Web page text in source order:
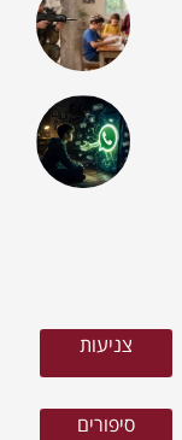
צניעות
סיפורים